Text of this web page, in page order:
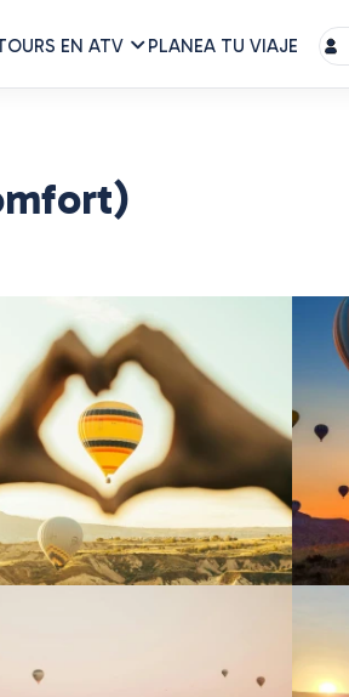
EN ATV PLANEA TU VIAJE